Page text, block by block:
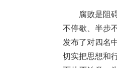
腐败是阻
不停歇、半步
发布了对四名
切实把思想和